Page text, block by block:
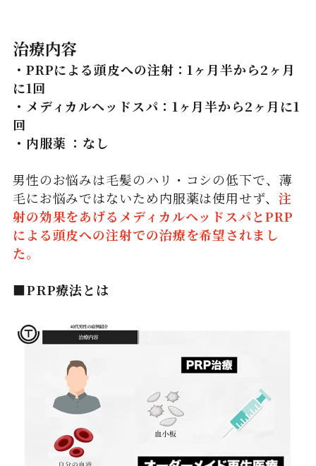
治療内容
・PRPによる頭皮への注射：1ヶ月半から2ヶ月
に1回
・メディカルヘッドスパ：1ヶ月半から2ヶ月に1
回
・内服薬 ：なし
男性のお悩みは毛髪のハリ・コシの低下で、薄
毛にお悩みではないため内服薬は使用せず、 注
射の効果をあげるメディカルヘッドスパとPRP
による頭皮への注射での治療を希望されまし
た。
■PRP療法とは